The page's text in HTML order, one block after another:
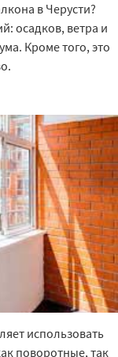
в Черусти?
осадков, ветра и
Кроме того, это
использовать
поворотные, так